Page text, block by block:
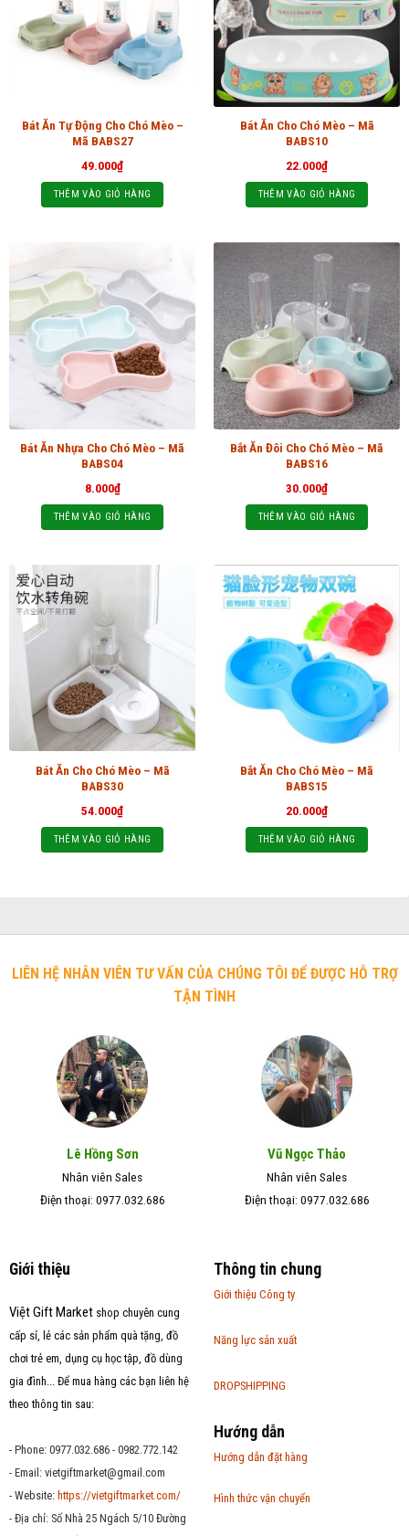
Bát Ăn Tự Động Cho Chó Mèo –
Mã BABS27
49.000₫
THÊM VÀO GIỎ HÀNG
Bát Ăn Cho Chó Mèo – Mã
BABS10
22.000₫
THÊM VÀO GIỎ HÀNG
Bát Ăn Nhựa Cho Chó Mèo – Mã
BABS04
8.000₫
THÊM VÀO GIỎ HÀNG
Bắt Ăn Đôi Cho Chó Mèo – Mã
BABS16
30.000₫
THÊM VÀO GIỎ HÀNG
Bát Ăn Cho Chó Mèo – Mã
BABS30
54.000₫
THÊM VÀO GIỎ HÀNG
Bắt Ăn Cho Chó Mèo – Mã
BABS15
20.000₫
THÊM VÀO GIỎ HÀNG
LIÊN HỆ NHÂN VIÊN TƯ VẤN CỦA CHÚNG TÔI ĐỂ ĐƯỢC HỖ TRỢ
TẬN TÌNH
Lê Hồng Sơn
Nhân viên Sales
Điện thoại: 0977.032.686
Vũ Ngọc Thảo
Nhân viên Sales
Điện thoại: 0977.032.686
Giới thiệu
Việt Gift Marketshop chuyên cung
cấp sỉ, lẻ các sản phẩm quà tặng, đồ
chơi trẻ em, dụng cụ học tập, đồ dùng
gia đình... Để mua hàng các bạn liên hệ
theo thông tin sau:
- Phone: 0977.032.686 - 0982.772.142
- Email: vietgiftmarket@gmail.com
- Website: https://vietgiftmarket.com/
- Địa chỉ: Số Nhà 25 Ngách 5/10 Đường
Thông tin chung
Giới thiệu Công ty
Năng lực sản xuất
DROPSHIPPING
Hướng dẫn
Hướng dẫn đặt hàng
Hình thức vận chuyển